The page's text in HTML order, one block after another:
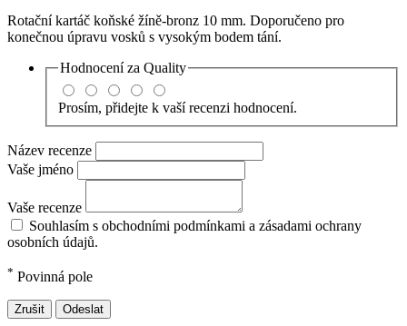
Rotační kartáč koňské žíně-bronz 10 mm. Doporučeno pro
konečnou úpravu vosků s vysokým bodem tání.
Hodnocení za Quality
Prosím, přidejte k vaší recenzi hodnocení.
Název recenze
Vaše jméno
Vaše recenze
Souhlasím s obchodními podmínkami a zásadami ochrany
osobních údajů.
* Povinná pole
Zrušit Odeslat